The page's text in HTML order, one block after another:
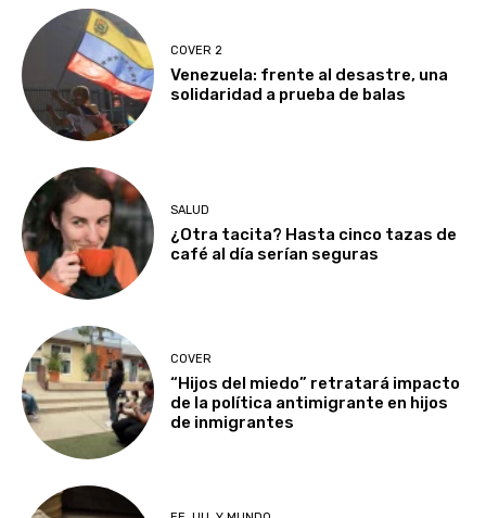
COVER 2
Venezuela: frente al desastre, una
solidaridad a prueba de balas
SALUD
¿Otra tacita? Hasta cinco tazas de
café al día serían seguras
COVER
“Hijos del miedo” retratará impacto
de la política antimigrante en hijos
de inmigrantes